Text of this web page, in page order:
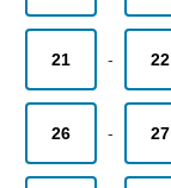
21 - 22
26 - 27